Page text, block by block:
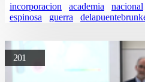
incorporacion academia nacional
espinosa
guerra
201